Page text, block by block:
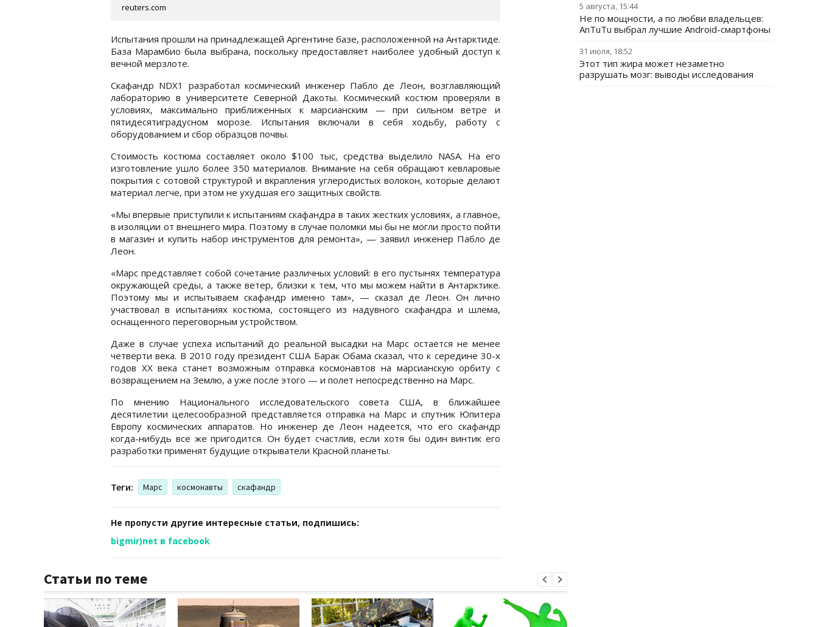
reuters.com
Испытания прошли на принадлежащей Аргентине базе, расположенной на Антарктиде.
База Марамбио была выбрана, поскольку предоставляет наиболее удобный доступ к
вечной мерзлоте.
Скафандр NDX1 разработал космический инженер Пабло де Леон, возглавляющий
лабораторию в университете Северной Дакоты. Космический костюм проверяли в
условиях, максимально приближенных к марсианским — при сильном ветре и
пятидесятиградусном морозе. Испытания включали в себя ходьбу, работу с
оборудованием и сбор образцов почвы.
Стоимость костюма составляет около $100 тыс, средства выделило NASA. На его
изготовление ушло более 350 материалов. Внимание на себя обращают кевларовые
покрытия с сотовой структурой и вкрапления углеродистых волокон, которые делают
материал легче, при этом не ухудшая его защитных свойств.
«Мы впервые приступили к испытаниям скафандра в таких жестких условиях, а главное,
в изоляции от внешнего мира. Поэтому в случае поломки мы бы не могли просто пойти
в магазин и купить набор инструментов для ремонта», — заявил инженер Пабло де
Леон.
«Марс представляет собой сочетание различных условий: в его пустынях температура
окружающей среды, а также ветер, близки к тем, что мы можем найти в Антарктике.
Поэтому мы и испытываем скафандр именно там», — сказал де Леон. Он лично
участвовал в испытаниях костюма, состоящего из надувного скафандра и шлема,
оснащенного переговорным устройством.
Даже в случае успеха испытаний до реальной высадки на Марс остается не менее
четверти века. В 2010 году президент США Барак Обама сказал, что к середине 30-х
годов XX века станет возможным отправка космонавтов на марсианскую орбиту с
возвращением на Землю, а уже после этого — и полет непосредственно на Марс.
По мнению Национального исследовательского совета США, в ближайшее
десятилетии целесообразной представляется отправка на Марс и спутник Юпитера
Европу космических аппаратов. Но инженер де Леон надеется, что его скафандр
когда-нибудь все же пригодится. Он будет счастлив, если хотя бы один винтик его
разработки применят будущие открыватели Красной планеты.
Теги: Марс космонавты скафандр
Не пропусти другие интересные статьи, подпишись:
bigmir)net в facebook
Статьи по теме
5 августа, 15:44
Не по мощности, а по любви владельцев:
AnTuTu выбрал лучшие Android-смартфоны
31 июля, 18:52
Этот тип жира может незаметно
разрушать мозг: выводы исследования